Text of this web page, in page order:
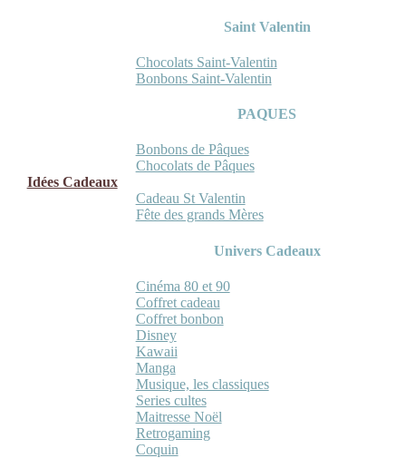
Saint Valentin
Chocolats Saint-Valentin
Bonbons Saint-Valentin
PAQUES
Bonbons de Pâques
Chocolats de Pâques
Idées Cadeaux
Cadeau St Valentin
Fête des grands Mères
Univers Cadeaux
Cinéma 80 et 90
Coffret cadeau
Coffret bonbon
Disney
Kawaii
Manga
Musique, les classiques
Series cultes
Maitresse Noël
Retrogaming
Coquin